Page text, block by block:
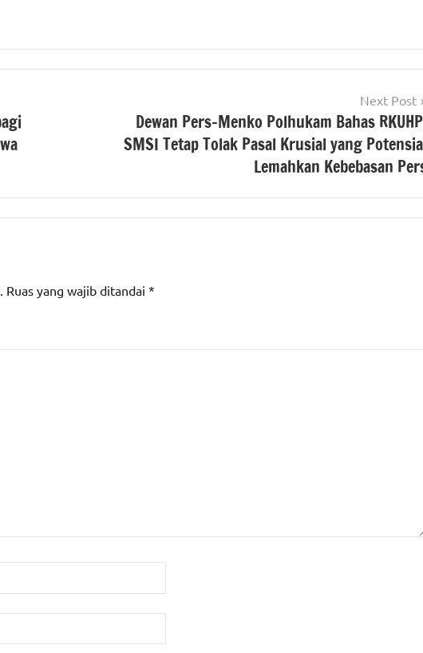
Next Post
Dewan Pers-Menko Polhukam Bahas
SMSI Tetap Tolak Pasal Krusial yang
Lemahkan Kebebasan
Ruas yang wajib ditandai *